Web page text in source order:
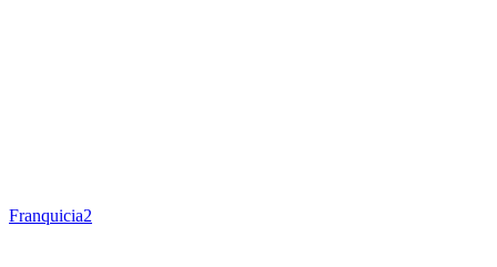
Franquicia2